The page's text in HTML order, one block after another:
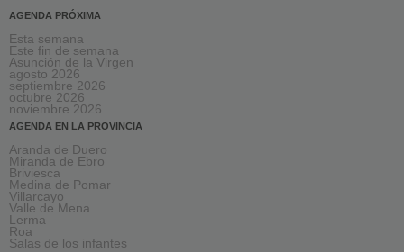
AGENDA PRÓXIMA
Esta semana
Este fin de semana
Asunción de la Virgen
agosto 2026
septiembre 2026
octubre 2026
noviembre 2026
AGENDA EN LA PROVINCIA
Aranda de Duero
Miranda de Ebro
Briviesca
Medina de Pomar
Villarcayo
Valle de Mena
Lerma
Roa
Salas de los infantes